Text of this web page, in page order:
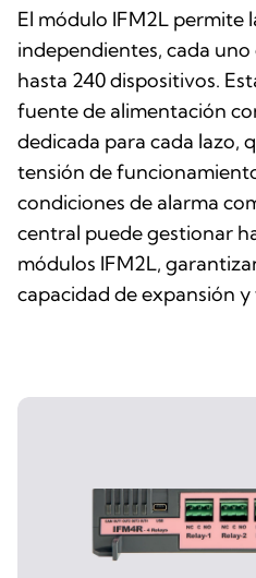
El módulo IFM2L permite
independientes, cada
hasta 240 dispositivos.
fuente de alimentación
dedicada para cada lazo,
tensión de
condiciones de alarma
central puede gestionar
módulos IFM2L,
capacidad de expansión